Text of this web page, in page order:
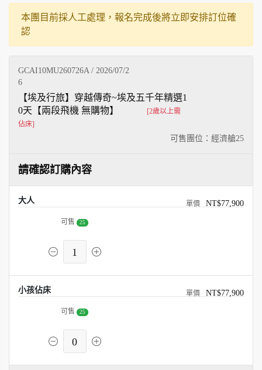
本團目前採人工處理，報名完成後將立即安排訂位確
認
GCAI10MU260726A / 2026/07/2
6
可售團位：經濟艙25
【埃及行旅】穿越傳奇~埃及五千年精選1
0天【兩段飛機 無購物】
[2歲以上需
佔床]
請確認訂購內容
大人 NT$77,900
可售 25
1
小孩佔床 NT$77,900
可售 25
0